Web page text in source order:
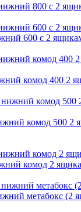
800 с 2
600 с 2
комод 400 2
комод 500 2
комод 2
метабокс (2